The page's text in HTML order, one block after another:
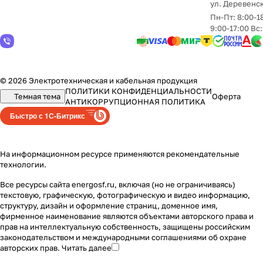
yл.
Пн-Пт: 8:00-
9:00-17:00
© 2026 Электротехническая и кабельная продукция
Темная тема
ПОЛИТИКИ КОНФИДЕНЦИАЛЬНОСТИ
АНТИКОРРУПЦИОННАЯ ПОЛИТИКА
Оферта
Быстро с 1С-Битрикс
На информационном ресурсе применяются рекомендательные
технологии.
Все ресурсы сайта energosf.ru, включая (но не ограничиваясь)
текстовую, графическую, фотографическую и видео информацию,
структуру, дизайн и оформление страниц, доменное имя,
фирменное наименование являются объектами авторского права и
прав на интеллектуальную собственность, защищены российским
законодательством и международными соглашениями об охране
авторских прав. Читать далее